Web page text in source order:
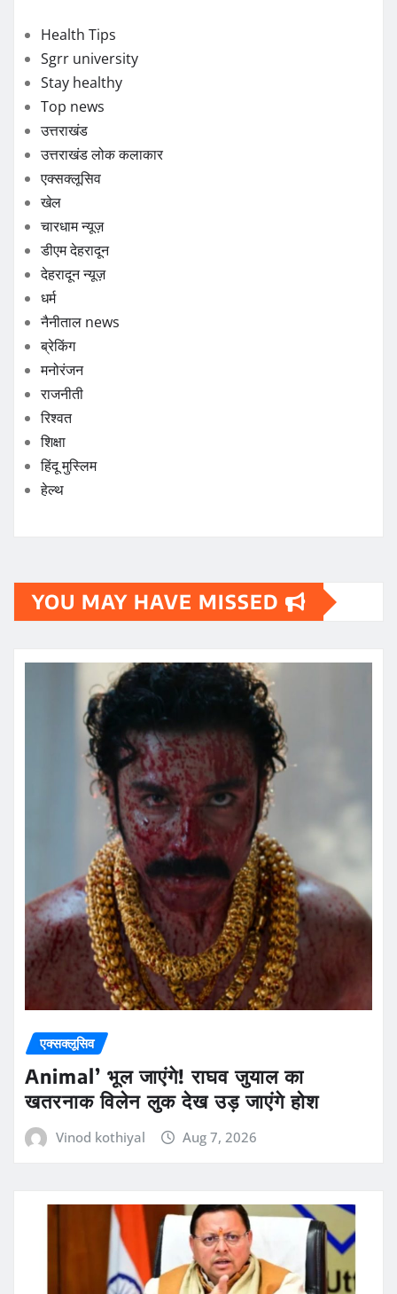
Health Tips
Sgrr university
Stay healthy
Top news
उत्तराखंड
उत्तराखंड लोक कलाकार
एक्सक्लूसिव
खेल
चारधाम न्यूज़
डीएम देहरादून
देहरादून न्यूज़
धर्म
नैनीताल news
ब्रेकिंग
मनोरंजन
राजनीती
रिश्वत
शिक्षा
हिंदू मुस्लिम
हेल्थ
YOU MAY HAVE MISSED
एक्सक्लूसिव
Animal’ भूल जाएंगे! राघव जुयाल का
खतरनाक विलेन लुक देख उड़ जाएंगे होश
Vinod kothiyal Aug 7, 2026